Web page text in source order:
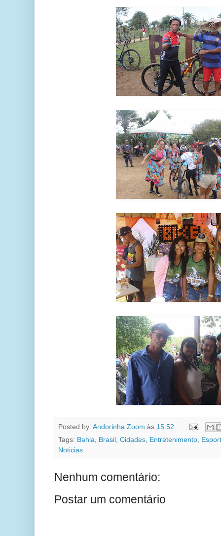
Posted by: Andorinha Zoom às 15:52
Tags: Bahia, Brasil , Cidades, Entretenimento,
Noticias
Nenhum comentário:
Postar um comentário